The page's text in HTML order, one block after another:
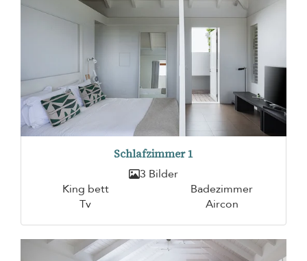
Schlafzimmer 1
3 Bilder
King bett
Badezimmer
Tv
Aircon